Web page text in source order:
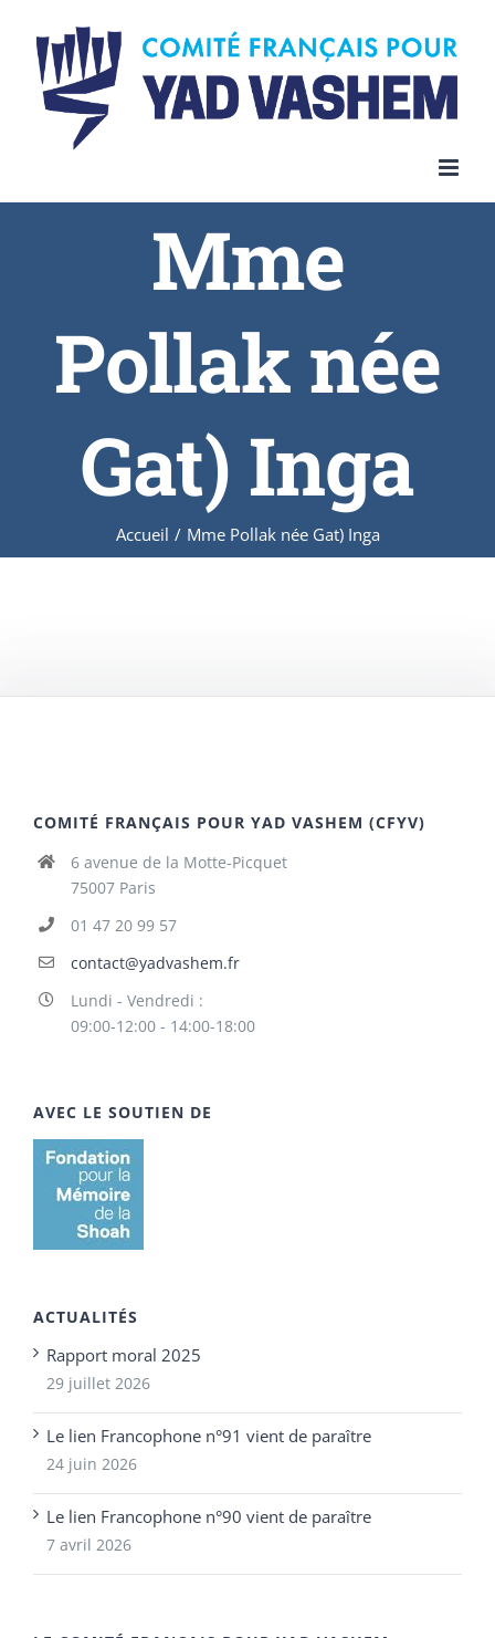
content
Mme
Pollak née
Gat) Inga
Accueil / Mme Pollak née Gat) Inga
COMITÉ FRANÇAIS POUR YAD VASHEM (CFYV)
6 avenue de la Motte-Picquet
75007 Paris
01 47 20 99 57
contact@yadvashem.fr
Lundi - Vendredi :
09:00-12:00 - 14:00-18:00
AVEC LE SOUTIEN DE
ACTUALITÉS
Rapport moral 2025
29 juillet 2026
Le lien Francophone n°91 vient de paraître
24 juin 2026
Le lien Francophone n°90 vient de paraître
7 avril 2026